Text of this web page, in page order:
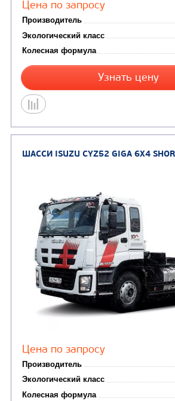
Цена по запросу
Производитель
Экологический класс
Колесная формула
Узнать
ШАССИ ISUZU CYZ52 GIGA